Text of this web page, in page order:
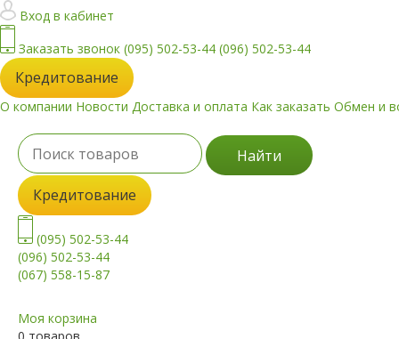
Вход в кабинет
Заказать звонок (095) 502-53-44 (096) 502-53-44
Кредитование
О компании Новости Доставка и оплата Как заказать Обмен и
Найти
Кредитование
(095) 502-53-44
(096) 502-53-44
(067) 558-15-87
Моя корзина